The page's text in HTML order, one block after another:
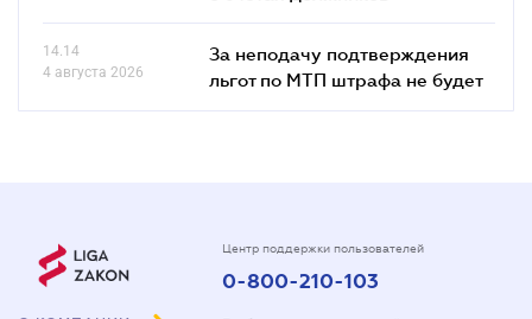
14.14
4 августа 2026
За неподачу подтверждения
льгот по МТП штрафа не будет
Центр поддержки пользователей
0-800-210-103